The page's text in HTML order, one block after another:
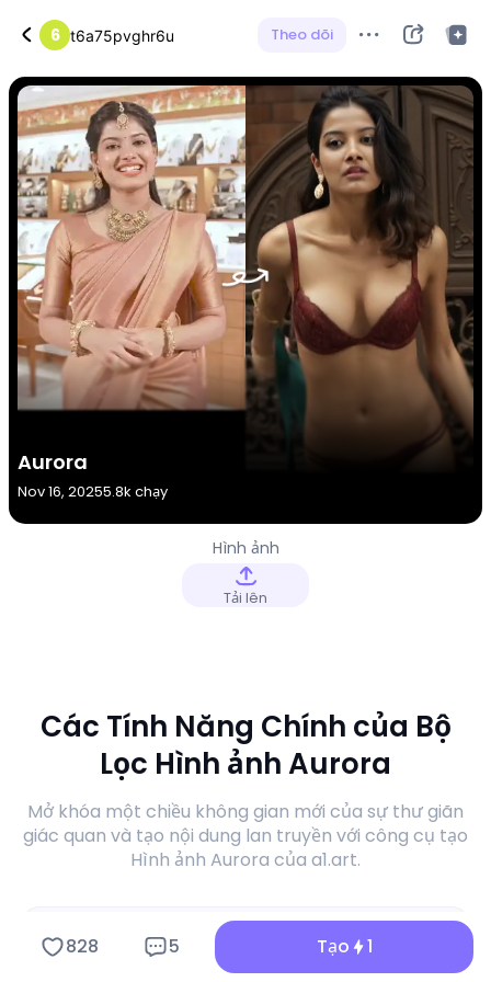
6 t6a75pvghr6u Theo dõi
Aurora
Nov 16, 20255.8k chạy
Hình ảnh
Tải lên
Các Tính Năng Chính của Bộ
Lọc Hình ảnh Aurora
Mở khóa một chiều không gian mới của sự thư giãn
giác quan và tạo nội dung lan truyền với công cụ tạo
Hình ảnh Aurora của a1.art.
828 5 Tạo 1